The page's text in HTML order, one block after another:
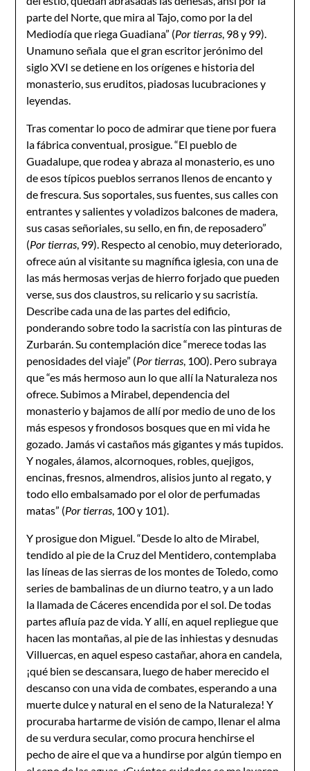
parte del Norte, que mira al Tajo, como por la del
Mediodía que riega Guadiana” (Por tierras, 98 y 99).
Unamuno señala que el gran escritor jerónimo del
siglo XVI se detiene en los orígenes e historia del
monasterio, sus eruditos, piadosas lucubraciones y
leyendas.
Tras comentar lo poco de admirar que tiene por fuera
la fábrica conventual, prosigue. “El pueblo de
Guadalupe, que rodea y abraza al monasterio, es uno
de esos típicos pueblos serranos llenos de encanto y
de frescura. Sus soportales, sus fuentes, sus calles con
entrantes y salientes y voladizos balcones de madera,
sus casas señoriales, su sello, en fin, de reposadero”
(Por tierras, 99). Respecto al cenobio, muy deteriorado,
ofrece aún al visitante su magnífica iglesia, con una de
las más hermosas verjas de hierro forjado que pueden
verse, sus dos claustros, su relicario y su sacristía.
Describe cada una de las partes del edificio,
ponderando sobre todo la sacristía con las pinturas de
Zurbarán. Su contemplación dice “merece todas las
penosidades del viaje” (Por tierras, 100). Pero subraya
que “es más hermoso aun lo que allí la Naturaleza nos
ofrece. Subimos a Mirabel, dependencia del
monasterio y bajamos de allí por medio de uno de los
más espesos y frondosos bosques que en mi vida he
gozado. Jamás vi castaños más gigantes y más tupidos.
Y nogales, álamos, alcornoques, robles, quejigos,
encinas, fresnos, almendros, alisios junto al regato, y
todo ello embalsamado por el olor de perfumadas
matas” (Por tierras, 100 y 101).
Y prosigue don Miguel. “Desde lo alto de Mirabel,
tendido al pie de la Cruz del Mentidero, contemplaba
las líneas de las sierras de los montes de Toledo, como
series de bambalinas de un diurno teatro, y a un lado
la llamada de Cáceres encendida por el sol. De todas
partes afluía paz de vida. Y allí, en aquel repliegue que
hacen las montañas, al pie de las inhiestas y desnudas
Villuercas, en aquel espeso castañar, ahora en candela,
¡qué bien se descansara, luego de haber merecido el
descanso con una vida de combates, esperando a una
muerte dulce y natural en el seno de la Naturaleza! Y
procuraba hartarme de visión de campo, llenar el alma
de su verdura secular, como procura henchirse el
pecho de aire el que va a hundirse por algún tiempo en